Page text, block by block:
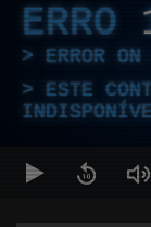
ERRO
ERROR
ESTE